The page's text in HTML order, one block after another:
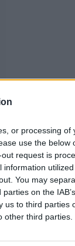
or processing of
use the below
request is
You may
on the
us to third parties
other third parties.